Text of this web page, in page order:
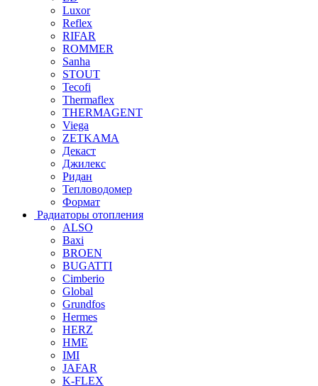
Luxor
Reflex
RIFAR
ROMMER
Sanha
STOUT
Tecofi
Thermaflex
THERMAGENT
Viega
ZETKAMA
Декаст
Джилекс
Ридан
Тепловодомер
Формат
Радиаторы отопления
ALSO
Baxi
BROEN
BUGATTI
Cimberio
Global
Grundfos
Hermes
HERZ
HME
IMI
JAFAR
K-FLEX